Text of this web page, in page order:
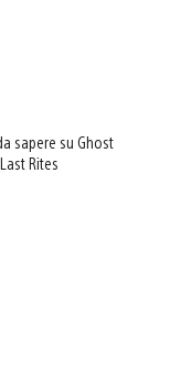
sapere su Ghost
Rites